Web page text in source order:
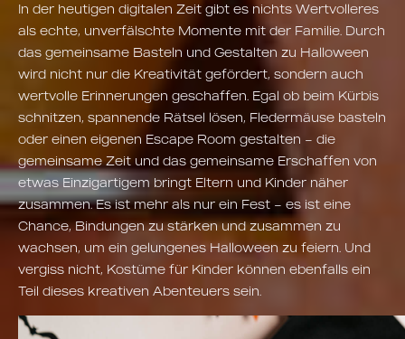
In der heutigen digitalen Zeit gibt es nichts Wertvolleres
als echte, unverfälschte Momente mit der Familie. Durch
das gemeinsame Basteln und Gestalten zu Halloween
wird nicht nur die Kreativität gefördert, sondern auch
wertvolle Erinnerungen geschaffen. Egal ob beim Kürbis
schnitzen, spannende Rätsel lösen, Fledermäuse basteln
oder einen eigenen Escape Room gestalten – die
gemeinsame Zeit und das gemeinsame Erschaffen von
etwas Einzigartigem bringt Eltern und Kinder näher
zusammen. Es ist mehr als nur ein Fest – es ist eine
Chance, Bindungen zu stärken und zusammen zu
wachsen, um ein gelungenes Halloween zu feiern. Und
vergiss nicht, Kostüme für Kinder können ebenfalls ein
Teil dieses kreativen Abenteuers sein.